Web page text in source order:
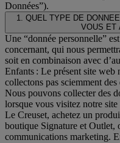
Données”).
1. QUEL TYPE DE
VOUS ET
Une “donnée personnelle”
concernant, qui nous
soit en combinaison avec
Enfants : Le présent site web
collectons pas sciemment
Nous pouvons collecter des
lorsque vous visitez notre
Le Creuset, achetez un
boutique Signature et Outlet,
communications marketing.